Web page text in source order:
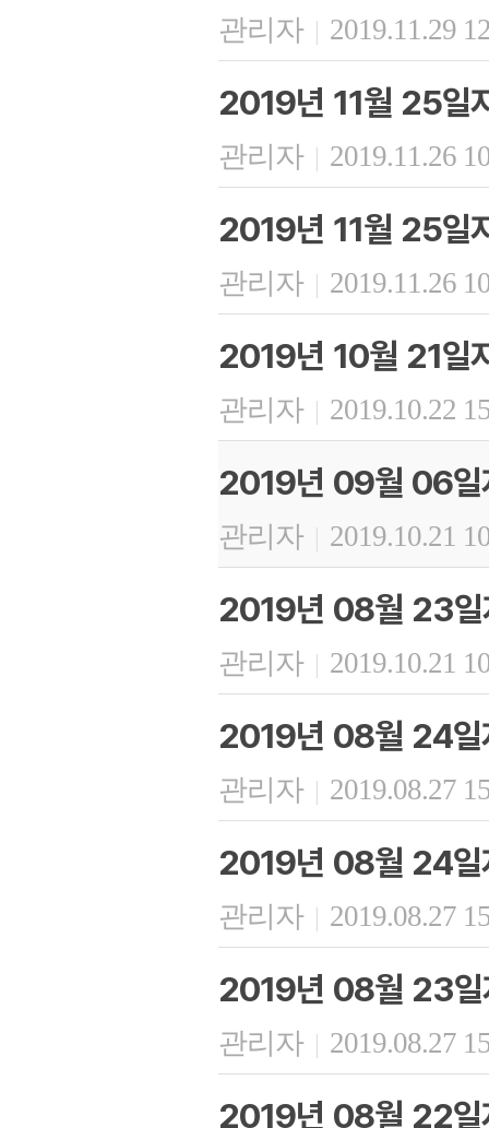
관리자 | 2019.11.29
2019년 11월 25일
관리자 | 2019.11.26
2019년 11월 25일
관리자 | 2019.11.26
2019년 10월 21일
관리자 | 2019.10.22
2019년 09월 06일
관리자 | 2019.10.21
2019년 08월 23일
관리자 | 2019.10.21
2019년 08월 24일
관리자 | 2019.08.27
2019년 08월 24일
관리자 | 2019.08.27
2019년 08월 23일
관리자 | 2019.08.27
2019년 08월 22일